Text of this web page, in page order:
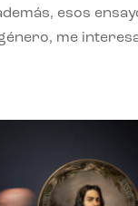
esos
me